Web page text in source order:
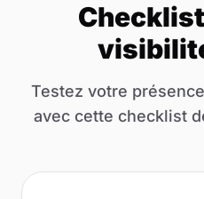
Checklist
Testez votre
avec cette checklist